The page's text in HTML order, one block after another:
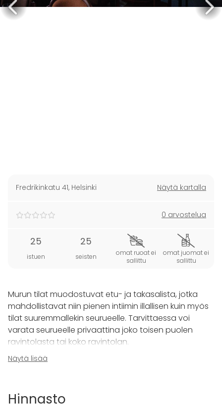
Fredrikinkatu 41, Helsinki Näytä kartalla
0 arvostelua
25
istuen
25
seisten
omat ruoat ei
sallittu
omat juomat ei
sallittu
Murun tilat muodostuvat etu- ja takasalista, jotka
mahdollistavat niin pienen intiimin illallisen kuin myös
tilat suuremmallekin seurueelle. Tarvittaessa voi
varata seurueelle privaattina joko toisen puolen
ravintolasta tai koko ravintolan.
Muru on mahdollista varata yksityistilaisuuksiin myös
Ota rohkeasti yhteyttä niin kerromme lisää.
Näytä lisää
Hinnasto